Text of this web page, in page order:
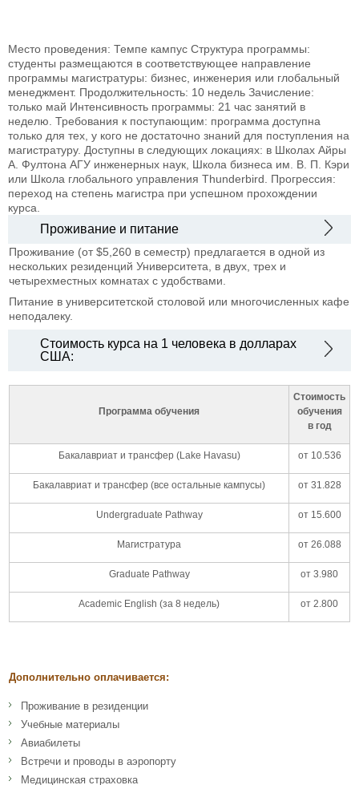
Место проведения: Темпе кампус Структура программы:
студенты размещаются в соответствующее направление
программы магистратуры: бизнес, инженерия или глобальный
менеджмент. Продолжительность: 10 недель Зачисление:
только май Интенсивность программы: 21 час занятий в
неделю. Требования к поступающим: программа доступна
только для тех, у кого не достаточно знаний для поступления на
магистратуру. Доступны в следующих локациях: в Школах Айры
А. Фултона АГУ инженерных наук, Школа бизнеса им. В. П. Кэри
или Школа глобального управления Thunderbird.
Прогрессия:
переход на степень магистра при успешном прохождении
курса.
Проживание и питание
Проживание (от $5,260 в семестр) предлагается в одной из
нескольких резиденций Университета, в двух, трех и
четырехместных комнатах с удобствами.
Питание в университетской столовой или многочисленных кафе
неподалеку.
Стоимость курса на 1 человека в долларах
США:
Программа обучения
Стоимость
обучения
в год
Бакалавриат и трансфер (Lake Havasu) от 10.536
Бакалавриат и трансфер (все остальные кампусы) от 31.828
Undergraduate Pathway от 15.600
Магистратура от 26.088
Graduate Pathway от 3.980
Academic English (за 8 недель) от 2.800
Дополнительно оплачивается:
Проживание в резиденции
Учебные материалы
Авиабилеты
Встречи и проводы в аэропорту
Медицинская страховка